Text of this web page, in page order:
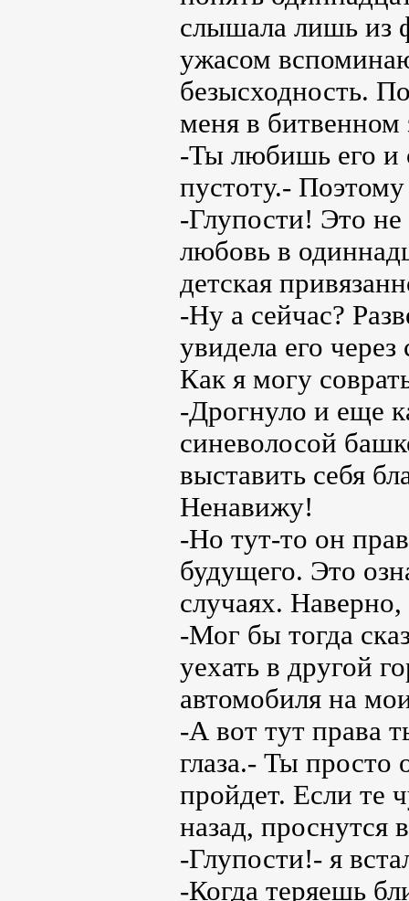
слышала лишь из
ужасом
безысходность.
меня в битвенном
-Ты любишь его и
пустоту.-
-Глупости! Это
любовь в
детская
-Ну а сейчас?
увидела его через
Как я могу
-Дрогнуло и еще
синеволосой
выставить себя
Ненавижу!
-Но тут-то он
будущего. Это
случаях.
-Мог бы тогда
уехать в другой
автомобиля на
-А вот тут права
глаза.- Ты просто
пройдет. Если те
назад, проснутся
-Глупости!- я
-Когда теряешь